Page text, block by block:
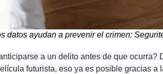
datos ayudan a prevenir el crimen:
a un delito antes de que ocurra?
futurista, eso ya es posible gracias a